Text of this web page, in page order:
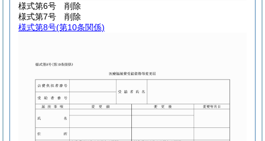
様式第6号 削除
様式第7号 削除
様式第8号(第10条関係)